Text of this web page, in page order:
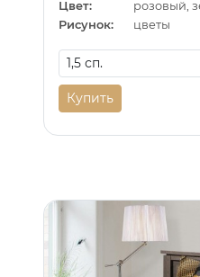
Цвет:
розовый,
Рисунок:
цветы
Купить